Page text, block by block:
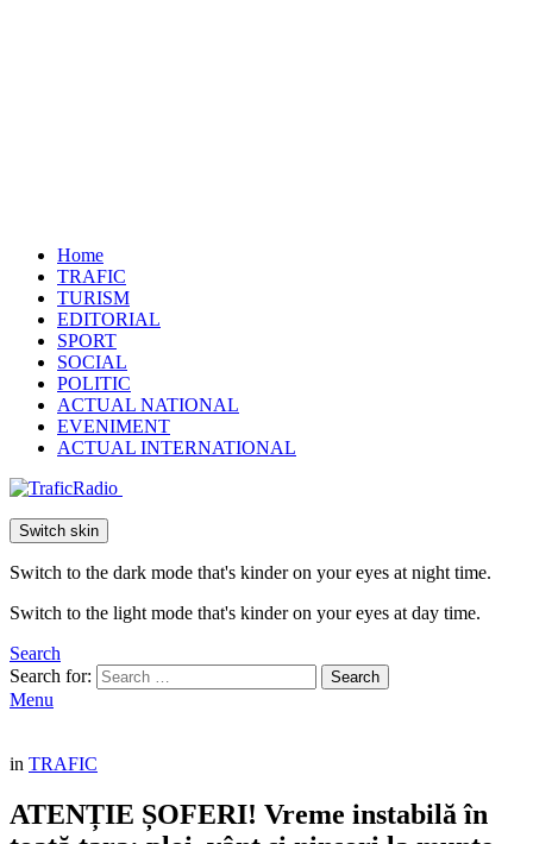
Home
TRAFIC
TURISM
EDITORIAL
SPORT
SOCIAL
POLITIC
ACTUAL NATIONAL
EVENIMENT
ACTUAL INTERNATIONAL
Switch skin
Switch to the dark mode that's kinder on your eyes at night time.
Switch to the light mode that's kinder on your eyes at day time.
Search
Search for:
Search
Menu
in TRAFIC
ATENȚIE ȘOFERI! Vreme instabilă în